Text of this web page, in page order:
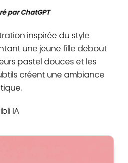
par ChatGPT
inspirée du style
une jeune fille debout
pastel douces et les
créent une ambiance
IA